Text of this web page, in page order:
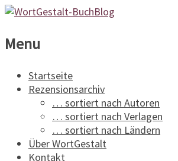
WortGestalt-
Buchblog
Spannungsliteratur
Menu
Startseite
Rezensionsarchiv
… sortiert nach Autoren
… sortiert nach Verlagen
… sortiert nach Ländern
Über WortGestalt
Kontakt